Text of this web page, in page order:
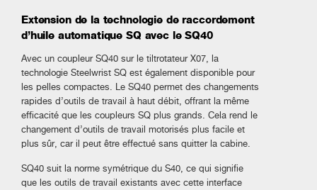
Extension de la technologie de raccordement
d’huile automatique SQ avec le SQ40
Avec un coupleur SQ40 sur le tiltrotateur X07, la
technologie Steelwrist SQ est également disponible pour
les pelles compactes. Le SQ40 permet des changements
rapides d’outils de travail à haut débit, offrant la même
efficacité que les coupleurs SQ plus grands. Cela rend le
changement d’outils de travail motorisés plus facile et
plus sûr, car il peut être effectué sans quitter la cabine.
SQ40 suit la norme symétrique du S40, ce qui signifie
que les outils de travail existants avec cette interface